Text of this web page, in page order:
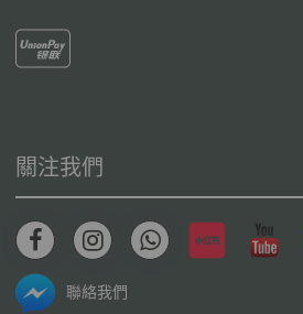
關注我們
聯絡我們